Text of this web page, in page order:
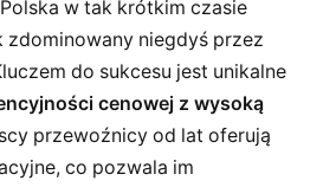
w tak krótkim czasie
zdominowany niegdyś przez
do sukcesu jest unikalne
cenowej z wysoką
przewoźnicy od lat oferują
co pozwala im